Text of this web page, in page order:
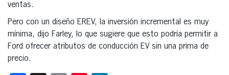
ventas.
Pero con un diseño EREV, la inversión incremental es muy
mínima, dijo Farley, lo que sugiere que esto podría permitir a
Ford ofrecer atributos de conducción EV sin una prima de
precio.